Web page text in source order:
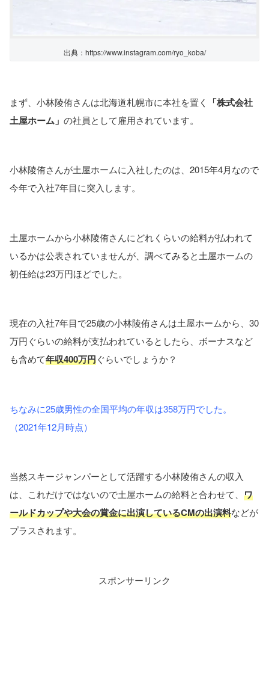
出典：https://www.instagram.com/ryo_koba/
まず、小林陵侑さんは北海道札幌市に本社を置く
「株式会社
土屋ホーム」 の社員として雇用されています。
小林陵侑さんが土屋ホームに入社したのは、2015年4月なので
今年で入社7年目に突入します。
土屋ホームから小林陵侑さんにどれくらいの給料が払われて
いるかは公表されていませんが、調べてみると土屋ホームの
初任給は23万円ほどでした。
現在の入社7年目で25歳の小林陵侑さんは土屋ホームから、30
万円ぐらいの給料が支払われているとしたら、ボーナスなど
も含めて年収400万円ぐらいでしょうか？
ちなみに25歳男性の全国平均の年収は358万円でした。
（2021年12月時点）
当然スキージャンパーとして活躍する小林陵侑さんの収入
は、これだけではないので土屋ホームの給料と合わせて、 ワ
ールドカップや大会の賞金に出演しているCMの出演料などが
プラスされます。
スポンサーリンク